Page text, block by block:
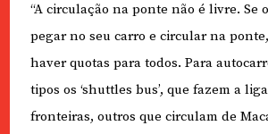
“A circulação na ponte não é livre. Se
pegar no seu carro e circular na
haver quotas para todos. Para
tipos os ‘shuttles bus’, que fazem a
fronteiras, outros que circulam de